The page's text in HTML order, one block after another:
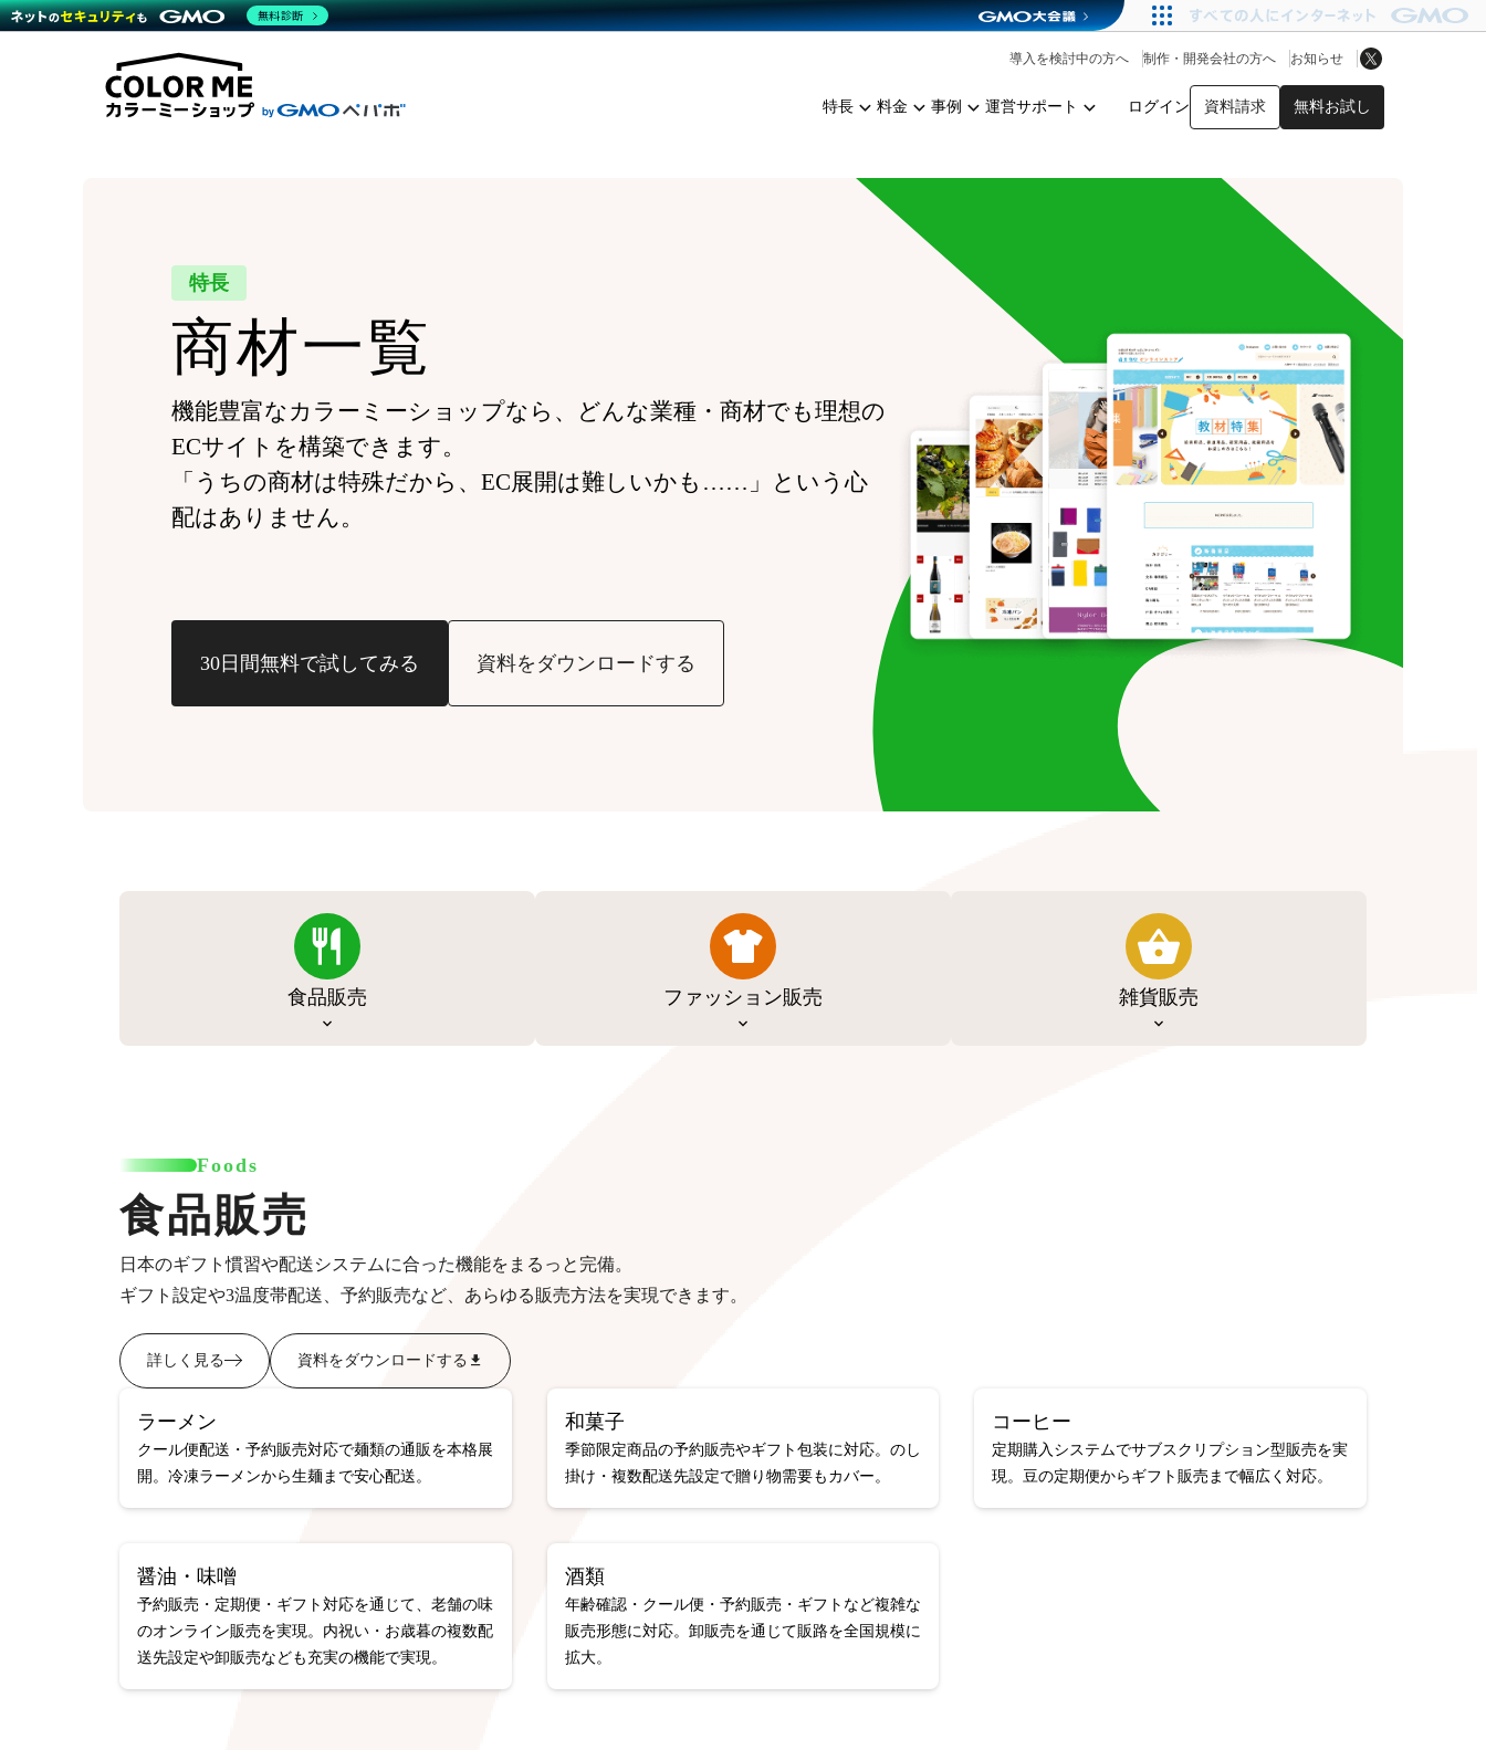
特長 料金 事例 運営サポート ログイン 資料請求 無料お試し
導入を検討中の方へ 制作・開発会社の方へ お知らせ
商材一覧を見る
機能一覧を見る
WordPress導入 雑貨販売 アプリストア
料金
プラン・料金一覧を見る
料金シミュレーション
事例
運営サポート
サポート一覧を見る
コミュニティイベントCarty
YouTubeチャンネル
特長
商材一覧
機能豊富なカラーミーショップなら、どんな業種・商材でも理想の
ECサイトを構築できます。
「うちの商材は特殊だから、EC展開は難しいかも……」という心
配はありません。
30日間無料で試してみる 資料をダウンロードする
食品販売 ファッション販売 雑貨販売
Foods
食品販売
日本のギフト慣習や配送システムに合った機能をまるっと完備。
ギフト設定や3温度帯配送、予約販売など、あらゆる販売方法を実現できます。
詳しく見る 資料をダウンロードする
ラーメン
クール便配送・予約販売対応で麺類の通販を本格展
開。冷凍ラーメンから生麺まで安心配送。
和菓子
季節限定商品の予約販売やギフト包装に対応。のし
掛け・複数配送先設定で贈り物需要もカバー。
コーヒー
定期購入システムでサブスクリプション型販売を実
現。豆の定期便からギフト販売まで幅広く対応。
醤油・味噌
予約販売・定期便・ギフト対応を通じて、老舗の味
のオンライン販売を実現。内祝い・お歳暮の複数配
送先設定や卸販売なども充実の機能で実現。
酒類
年齢確認・クール便・予約販売・ギフトなど複雑な
販売形態に対応。卸販売を通じて販路を全国規模に
拡大。
無料診断